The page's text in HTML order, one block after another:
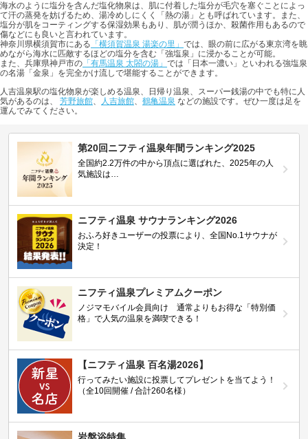
海水のように塩分を含んだ塩化物泉は、肌に付着した塩分が毛穴を塞ぐことによっ
て汗の蒸発を妨げるため、湯冷めしにくく「熱の湯」とも呼ばれています。また、
塩分が肌をコーティングする保湿効果もあり、肌が潤うほか、殺菌作用もあるので
傷などにも良いと言われています。
神奈川県横須賀市にある 「横須賀温泉 湯楽の里」 では、眼の前に広がる東京湾を眺
めながら海水に匹敵するほどの塩分を含む「強塩泉」に浸かることが可能。
また、兵庫県神戸市の 「有馬温泉 太閤の湯」 では「日本一濃い」といわれる強塩泉
の名湯「金泉」を完全かけ流しで堪能することができます。
人吉温泉駅の塩化物泉が楽しめる温泉、日帰り温泉、スーパー銭湯の中でも特に人
気があるのは、 芳野旅館、 人吉旅館、 鶴亀温泉 などの施設です。ぜひ一度は足を
運んでみてください。
第20回ニフティ温泉年間ランキング2025
全国約2.2万件の中から頂点に選ばれた、2025年の人
気施設は…
ニフティ温泉 サウナランキング2026
おふろ好きユーザーの投票により、全国No.1サウナが
決定！
ニフティ温泉プレミアムクーポン
ノジマモバイル会員向け 通常よりもお得な「特別価
格」で人気の温泉を満喫できる！
【ニフティ温泉 百名湯2026】
行ってみたい施設に投票してプレゼントを当てよう！
（全10回開催 / 合計260名様）